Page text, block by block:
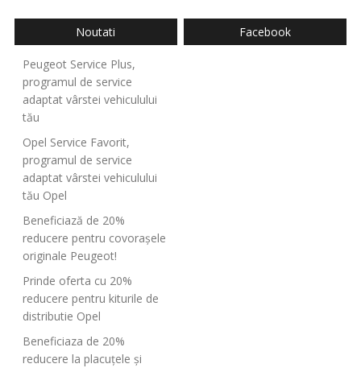
Noutati
Peugeot Service Plus,
programul de service
adaptat vârstei vehiculului
tău
Opel Service Favorit,
programul de service
adaptat vârstei vehiculului
tău Opel
Beneficiază de 20%
reducere pentru covorașele
originale Peugeot!
Prinde oferta cu 20%
reducere pentru kiturile de
distributie Opel
Beneficiaza de 20%
reducere la placuțele și
Facebook